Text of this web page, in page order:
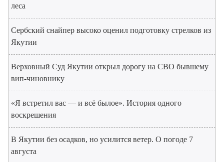
леса
Сербский снайпер высоко оценил подготовку стрелков из
Якутии
Верховный Суд Якутии открыл дорогу на СВО бывшему
вип-чиновнику
«Я встретил вас — и всё былое». История одного
воскрешения
В Якутии без осадков, но усилится ветер. О погоде 7
августа